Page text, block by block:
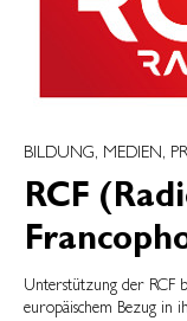
BILDUNG, MEDIEN,
RCF
Unterstützung der RCF
europäischem Bezug in